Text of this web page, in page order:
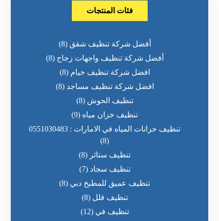
فئات المنتجات
أفضل شركة تنظيف شقق (8)
أفضل شركة تنظيف واجهات زجاج (8)
افضل شركة تنظيف خيام (8)
افضل شركة تنظيف مساجد (8)
تنظيف الحوش (8)
تنظيف خزان مياه (9)
تنظيف خزانات المياه في الامارات : 0551030483
(8)
تنظيف ستائر (8)
تنظيف سجاد (7)
تنظيف عميق للمطبخ دبي (8)
تنظيف فلل (8)
تنظيف في (12)